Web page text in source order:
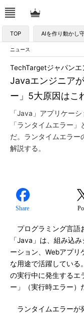
TOP AIを作り動かし
ニュース
Javaエンジニア
ー」5大原因はこ
TechTargetジャパン
「Java」アプリケー
「ランタイムエラー
だ。ランタイムエラー
解説する。
Share
プログラミング言語
「Java」は、組み込
ーション、Webアプリ
な用途で活躍している
の実行中に発生するエ
ー」（実行時エラー）
ランタイムエラーが